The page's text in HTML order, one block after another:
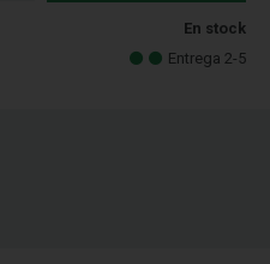
En stock
Entrega 2-5